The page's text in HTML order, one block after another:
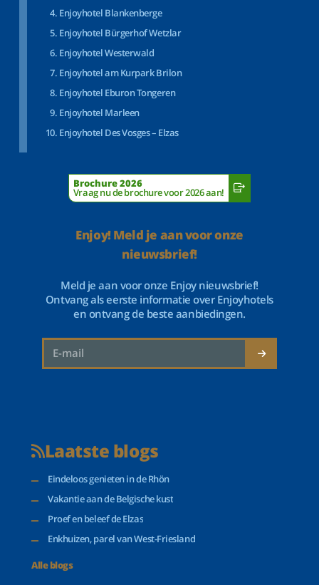
Enjoyhotel Blankenberge
Enjoyhotel Bürgerhof Wetzlar
Enjoyhotel Westerwald
Enjoyhotel am Kurpark Brilon
Enjoyhotel Eburon Tongeren
Enjoyhotel Marleen
Enjoyhotel Des Vosges – Elzas
Brochure 2026
Vraag nu de brochure voor 2026 aan!
Enjoy! Meld je aan voor onze
nieuwsbrief!
Meld je aan voor onze Enjoy nieuwsbrief!
Ontvang als eerste informatie over Enjoyhotels
en ontvang de beste aanbiedingen.
Laatste blogs
Eindeloos genieten in de Rhön
Vakantie aan de Belgische kust
Proef en beleef de Elzas
Enkhuizen, parel van West-Friesland
Alle blogs